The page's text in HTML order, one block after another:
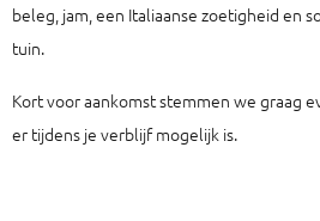
beleg, jam, een Italiaanse zoetigheid en
tuin.
Kort voor aankomst stemmen we graag
er tijdens je verblijf mogelijk is.